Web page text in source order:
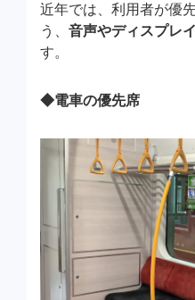
近年では、利用者が優
う、 音声やディスプレ
す。
◆電車の優先席